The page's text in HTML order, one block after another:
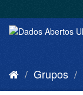
Grupos